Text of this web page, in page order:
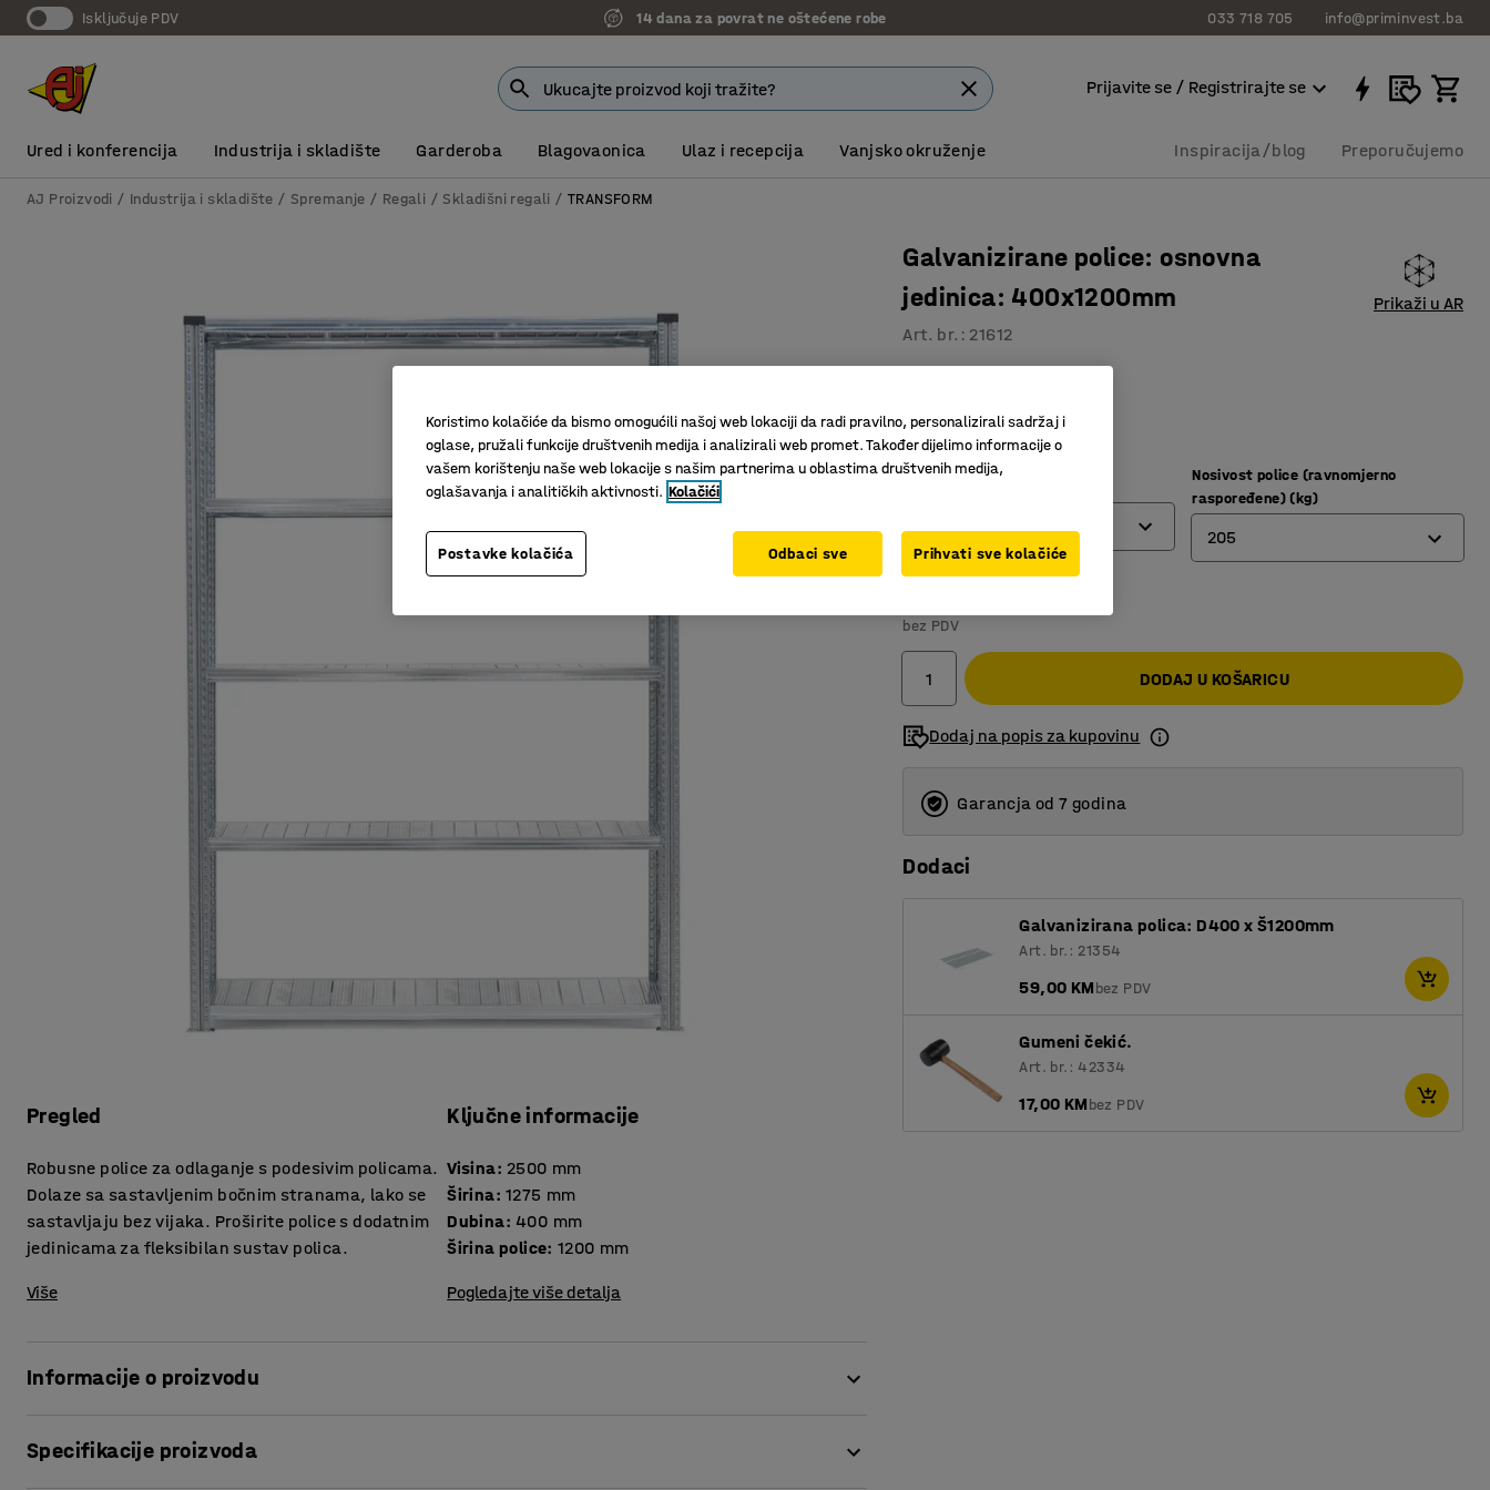
Isključuje PDV 14 dana za povrat ne oštećene robe 033 718 705 info@priminvest.ba
Prijavite se / Registrirajte se
Ured i konferencija Industrija i skladište Garderoba Blagovaonica Ulaz i recepcija Vanjsko okruženje Inspiracija/blog Preporučujemo
AJ Proizvodi Industrija i skladište Spremanje Regali Skladišni regali TRANSFORM
Pregled
Robusne police za odlaganje s podesivim policama.
Dolaze sa sastavljenim bočnim stranama, lako se
sastavljaju bez vijaka. Proširite police s dodatnim
jedinicama za fleksibilan sustav polica.
Više
Ključne informacije
Visina: 2500 mm
Širina: 1275 mm
Dubina: 400 mm
Širina police: 1200 mm
Pogledajte više detalja
Informacije o proizvodu
polica za specifične potrebe svoje tvrtke i nabavite rješenje za spremanje koje vam pomaže u poslu.
Specifikacije proizvoda
Galvanizirane police: osnovna
jedinica: 400x1200mm
Art. br. : 21612
Prikaži u AR
Više opcija
320
400
Nosivost police (ravnomjerno
raspoređene) (kg)
205
bez PDV
DODAJ U KOŠARICU
Dodaj na popis za kupovinu
Garancja od 7 godina
Dodaci
Galvanizirana polica: D400 x Š1200mm
Art. br.: 21354
59,00 KMbez PDV
Gumeni čekić.
Art. br.: 42334
17,00 KMbez PDV
Koristimo kolačiće da bismo omogućili našoj web lokaciji da radi pravilno, personalizirali sadržaj i
oglase, pružali funkcije društvenih medija i analizirali web promet. Također dijelimo informacije o
vašem korištenju naše web lokacije s našim partnerima u oblastima društvenih medija,
oglašavanja i analitičkih aktivnosti. Kolačići
Postavke kolačića Odbaci sve Prihvati sve kolačiće